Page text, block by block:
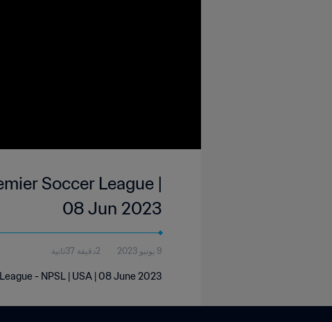
Soccer League |
08 Jun 2023
9 يونيو 2023 2دقيقة 37ثانية
- NPSL | USA | 08 June 2023